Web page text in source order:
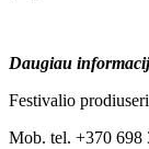
Daugiau
Festivalio
Mob. tel. +370 698